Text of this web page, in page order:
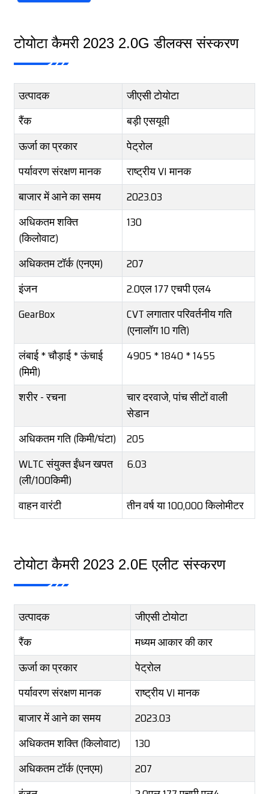
टोयोटा कैमरी 2023 2.0G डीलक्स संस्करण
उत्पादक
जीएसी टोयोटा
रैंक
बड़ी एसयूवी
ऊर्जा का प्रकार
पेट्रोल
पर्यावरण संरक्षण मानक
राष्ट्रीय VI मानक
बाजार में आने का समय
2023.03
अधिकतम शक्ति
(किलोवाट)
130
अधिकतम टॉर्क (एनएम)
207
इंजन
2.0एल 177 एचपी एल4
GearBox
CVT लगातार परिवर्तनीय गति
(एनालॉग 10 गति)
लंबाई * चौड़ाई * ऊंचाई
(मिमी)
4905 * 1840 * 1455
शरीर - रचना
चार दरवाजे, पांच सीटों वाली
सेडान
अधिकतम गति (किमी/घंटा)
205
WLTC संयुक्त ईंधन खपत
(ली/100किमी)
6.03
वाहन वारंटी तीन वर्ष या 100,000 किलोमीटर
टोयोटा कैमरी 2023 2.0E एलीट संस्करण
उत्पादक
जीएसी टोयोटा
रैंक
मध्यम आकार की कार
ऊर्जा का प्रकार
पेट्रोल
पर्यावरण संरक्षण मानक
राष्ट्रीय VI मानक
बाजार में आने का समय
2023.03
अधिकतम शक्ति (किलोवाट)
130
अधिकतम टॉर्क (एनएम)
207